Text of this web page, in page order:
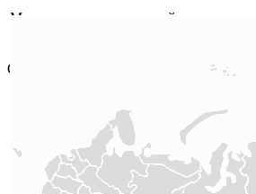
Материал подготовлен сайтом
Онлайн тесты ЕГЭ
Русский язык3031
Обществознание
Информатика1950
Химия2281
Татарская лит-ра144